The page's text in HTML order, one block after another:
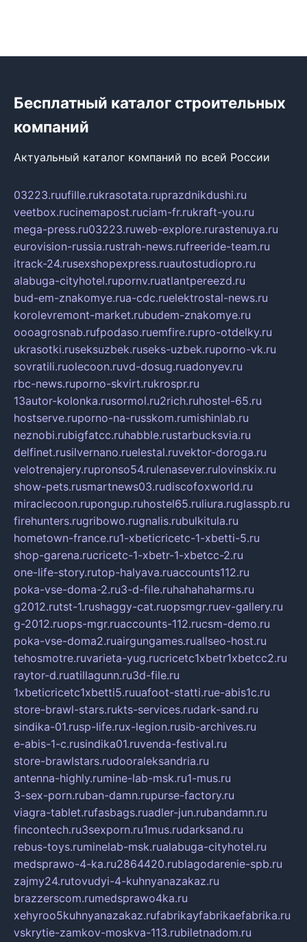
Бесплатный каталог строительных
компаний
Актуальный каталог компаний по всей России
03223.ruufille.rukrasotata.ruprazdnikdushi.ru
veetbox.rucinemapost.ruciam-fr.rukraft-you.ru
mega-press.ru03223.ruweb-explore.rurastenuya.ru
eurovision-russia.rustrah-news.rufreeride-team.ru
itrack-24.rusexshopexpress.ruautostudiopro.ru
alabuga-cityhotel.rupornv.ruatlantpereezd.ru
bud-em-znakomye.rua-cdc.ruelektrostal-news.ru
korolevremont-market.rubudem-znakomye.ru
oooagrosnab.rufpodaso.ruemfire.rupro-otdelky.ru
ukrasotki.ruseksuzbek.ruseks-uzbek.ruporno-vk.ru
sovratili.ruolecoon.ruvd-dosug.ruadonyev.ru
rbc-news.ruporno-skvirt.rukrospr.ru
13autor-kolonka.rusormol.ru2rich.ruhostel-65.ru
hostserve.ruporno-na-russkom.rumishinlab.ru
neznobi.rubigfatcc.ruhabble.rustarbucksvia.ru
delfinet.rusilvernano.ruelestal.ruvektor-doroga.ru
velotrenajery.rupronso54.rulenasever.rulovinskix.ru
show-pets.rusmartnews03.rudiscofoxworld.ru
miraclecoon.rupongup.ruhostel65.ruliura.ruglasspb.ru
firehunters.rugribowo.rugnalis.rubulkitula.ru
hometown-france.ru1-xbeticricetc-1-xbetti-5.ru
shop-garena.rucricetc-1-xbetr-1-xbetcc-2.ru
one-life-story.rutop-halyava.ruaccounts112.ru
poka-vse-doma-2.ru3-d-file.ruhahahaharms.ru
g2012.rutst-1.rushaggy-cat.ruopsmgr.ruev-gallery.ru
g-2012.ruops-mgr.ruaccounts-112.rucsm-demo.ru
poka-vse-doma2.ruairgungames.ruallseo-host.ru
tehosmotre.ruvarieta-yug.rucricetc1xbetr1xbetcc2.ru
raytor-d.ruatillagunn.ru3d-file.ru
1xbeticricetc1xbetti5.ruuafoot-statti.rue-abis1c.ru
store-brawl-stars.rukts-services.rudark-sand.ru
sindika-01.rusp-life.rux-legion.rusib-archives.ru
e-abis-1-c.rusindika01.ruvenda-festival.ru
store-brawlstars.rudooraleksandria.ru
antenna-highly.rumine-lab-msk.ru1-mus.ru
3-sex-porn.ruban-damn.rupurse-factory.ru
viagra-tablet.rufasbags.ruadler-jun.rubandamn.ru
fincontech.ru3sexporn.ru1mus.rudarksand.ru
rebus-toys.ruminelab-msk.rualabuga-cityhotel.ru
medsprawo-4-ka.ru2864420.rublagodarenie-spb.ru
zajmy24.rutovudyi-4-kuhnyanazakaz.ru
brazzerscom.rumedsprawo4ka.ru
xehyroo5kuhnyanazakaz.rufabrikayfabrikaefabrika.ru
vskrytie-zamkov-moskva-113.rubiletnadom.ru